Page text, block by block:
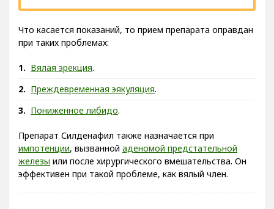
Что касается показаний, то прием препарата оправдан
при таких проблемах:
Вялая эрекция.
Преждевременная эякуляция.
Пониженное либидо.
Препарат Силденафил также назначается при
импотенции, вызванной аденомой предстательной
железы или после хирургического вмешательства. Он
эффективен при такой проблеме, как вялый член.